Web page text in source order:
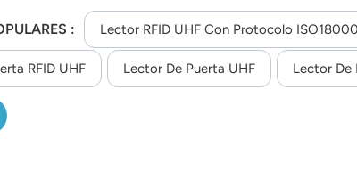
: Lector RFID UHF Con Protocolo
RFID UHF Lector De Puerta UHF Lector De